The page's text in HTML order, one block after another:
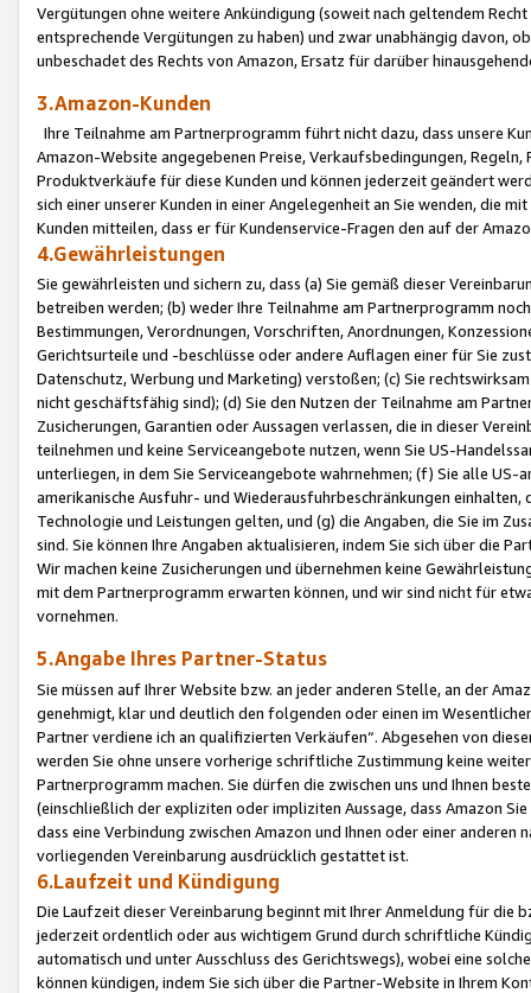
Vergütungen ohne weitere Ankündigung (soweit nach geltendem
entsprechende Vergütungen zu haben) und zwar unabhängig davon,
unbeschadet des Rechts von Amazon, Ersatz für darüber
3.Amazon-Kunden
Ihre Teilnahme am Partnerprogramm führt nicht dazu, dass unsere
Amazon-Website angegebenen Preise, Verkaufsbedingungen,
Produktverkäufe für diese Kunden und können jederzeit geändert
sich einer unserer Kunden in einer Angelegenheit an Sie wenden, die
Kunden mitteilen, dass er für Kundenservice-Fragen den auf der
4.Gewährleistungen
Sie gewährleisten und sichern zu, dass (a) Sie gemäß dieser
betreiben werden; (b) weder Ihre Teilnahme am Partnerprogramm
Bestimmungen, Verordnungen, Vorschriften, Anordnungen,
Gerichtsurteile und -beschlüsse oder andere Auflagen einer für Sie
Datenschutz, Werbung und Marketing) verstoßen; (c) Sie
nicht geschäftsfähig sind); (d) Sie den Nutzen der Teilnahme am
Zusicherungen, Garantien oder Aussagen verlassen, die in dieser
teilnehmen und keine Serviceangebote nutzen, wenn Sie US-
unterliegen, in dem Sie Serviceangebote wahrnehmen; (f) Sie alle
amerikanische Ausfuhr- und Wiederausfuhrbeschränkungen
Technologie und Leistungen gelten, und (g) die Angaben, die Sie im
sind. Sie können Ihre Angaben aktualisieren, indem Sie sich über die
Wir machen keine Zusicherungen und übernehmen keine
mit dem Partnerprogramm erwarten können, und wir sind nicht für
vornehmen.
5.Angabe Ihres Partner-Status
Sie müssen auf Ihrer Website bzw. an jeder anderen Stelle, an der
genehmigt, klar und deutlich den folgenden oder einen im
Partner verdiene ich an qualifizierten Verkäufen“. Abgesehen von
werden Sie ohne unsere vorherige schriftliche Zustimmung keine
Partnerprogramm machen. Sie dürfen die zwischen uns und Ihnen
(einschließlich der expliziten oder impliziten Aussage, dass Amazon
dass eine Verbindung zwischen Amazon und Ihnen oder einer
vorliegenden Vereinbarung ausdrücklich gestattet ist.
6.Laufzeit und Kündigung
Die Laufzeit dieser Vereinbarung beginnt mit Ihrer Anmeldung für die
jederzeit ordentlich oder aus wichtigem Grund durch schriftliche
automatisch und unter Ausschluss des Gerichtswegs), wobei eine
können kündigen, indem Sie sich über die Partner-Website in Ihrem